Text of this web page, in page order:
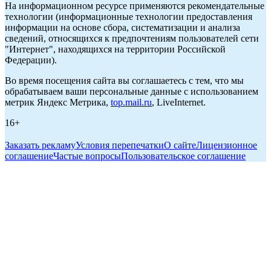
На информационном ресурсе применяются рекомендательные
технологии (информационные технологии предоставления
информации на основе сбора, систематизации и анализа
сведений, относящихся к предпочтениям пользователей сети
"Интернет", находящихся на территории Российской
Федерации).
Во время посещения сайта вы соглашаетесь с тем, что мы
обрабатываем ваши персональные данные с использованием
метрик Яндекс Метрика, top.mail.ru, LiveInternet.
16+
Заказать рекламуУсловия перепечаткиО сайтеЛицензионное
соглашениеЧастые вопросыПользовательское соглашение